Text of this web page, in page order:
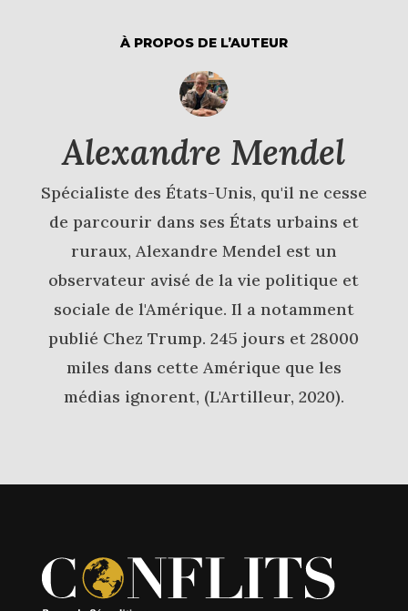
À PROPOS DE L’AUTEUR
Alexandre Mendel
Spécialiste des États-Unis, qu'il ne cesse
de parcourir dans ses États urbains et
ruraux, Alexandre Mendel est un
observateur avisé de la vie politique et
sociale de l'Amérique. Il a notamment
publié Chez Trump. 245 jours et 28000
miles dans cette Amérique que les
médias ignorent, (L'Artilleur, 2020).